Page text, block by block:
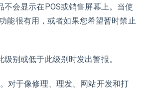
会显示在POS或销售屏幕上。当使
能很有用，或者如果您希望暂时禁止
别或低于此级别时发出警报。
对于像修理、理发、网站开发和打